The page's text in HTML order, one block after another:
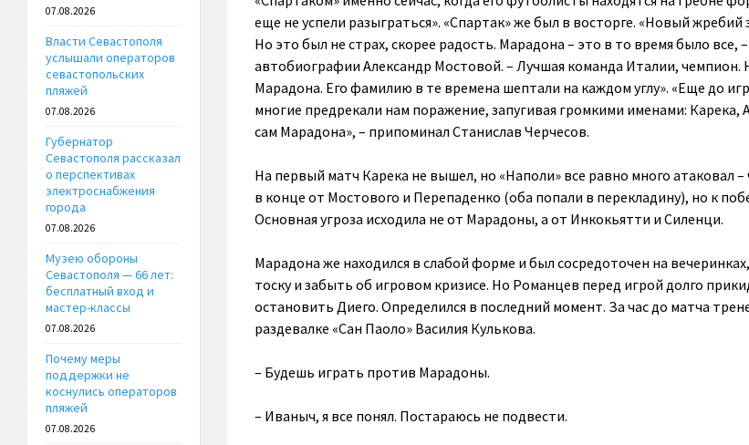
еще не успели разыграться». «Спартак» же был в восторге. «Новый жребий
Но это был не страх, скорее радость. Марадона – это в то время было все,
автобиографии Александр Мостовой. – Лучшая команда Италии, чемпион.
Марадона. Его фамилию в те времена шептали на каждом углу». «Еще до
многие предрекали нам поражение, запугивая громкими именами: Карека,
сам Марадона», – припоминал Станислав Черчесов.
На первый матч Карека не вышел, но «Наполи» все равно много атаковал –
в конце от Мостового и Перепаденко (оба попали в перекладину), но к
Основная угроза исходила не от Марадоны, а от Инкокьятти и Силенци.
Марадона же находился в слабой форме и был сосредоточен на
тоску и забыть об игровом кризисе. Но Романцев перед игрой долго
остановить Диего. Определился в последний момент. За час до матча
раздевалке «Сан Паоло» Василия Кулькова.
– Будешь играть против Марадоны.
– Иваныч, я все понял. Постараюсь не подвести.
07.08.2026
Власти Севастополя
услышали операторов
севастопольских
пляжей
07.08.2026
Губернатор
Севастополя рассказал
о перспективах
электроснабжения
города
07.08.2026
Музею обороны
Севастополя — 66 лет:
бесплатный вход и
мастер-классы
07.08.2026
Почему меры
поддержки не
коснулись операторов
пляжей
07.08.2026